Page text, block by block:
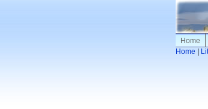
Home
Home